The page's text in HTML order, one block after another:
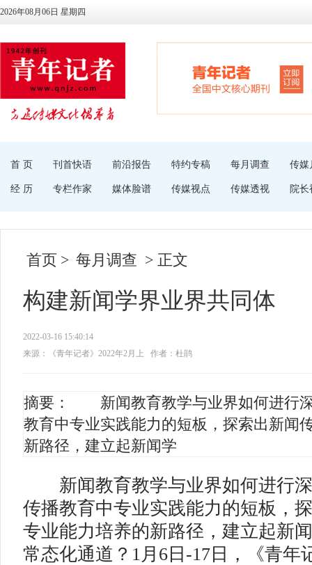
2026年08月06日 星期四
首 页 刊首快语 前沿报告 特约专稿 每月调查 传媒
经 历 专栏作家 媒体脸谱 传媒视点 传媒透视 院长
首页 > 每月调查 > 正文
构建新闻学界业界共同体
2022-03-16 15:40:14
来源：《青年记者》2022年2月上
作者：杜鹃
摘要： 新闻教育教学与业界如何进行深
教育中专业实践能力的短板，探索出新闻
新路径，建立起新闻学
新闻教育教学与业界如何进行深
传播教育中专业实践能力的短板，
专业能力培养的新路径，建立起新
常态化通道？1月6日-17日，《青年